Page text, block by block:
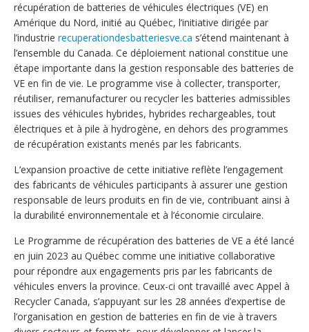
récupération de batteries de véhicules électriques (VE) en
Amérique du Nord, initié au Québec, l’initiative dirigée par
l’industrie recuperationdesbatteriesve.ca s’étend maintenant à
l’ensemble du Canada. Ce déploiement national constitue une
étape importante dans la gestion responsable des batteries de
VE en fin de vie. Le programme vise à collecter, transporter,
réutiliser, remanufacturer ou recycler les batteries admissibles
issues des véhicules hybrides, hybrides rechargeables, tout
électriques et à pile à hydrogène, en dehors des programmes
de récupération existants menés par les fabricants.
L’expansion proactive de cette initiative reflète l’engagement
des fabricants de véhicules participants à assurer une gestion
responsable de leurs produits en fin de vie, contribuant ainsi à
la durabilité environnementale et à l’économie circulaire.
Le Programme de récupération des batteries de VE a été lancé
en juin 2023 au Québec comme une initiative collaborative
pour répondre aux engagements pris par les fabricants de
véhicules envers la province. Ceux-ci ont travaillé avec Appel à
Recycler Canada, s’appuyant sur les 28 années d’expertise de
l’organisation en gestion de batteries en fin de vie à travers